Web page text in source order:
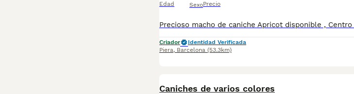
Edad SexoPrecio
Criador
Identidad Verificada
Piera, Barcelona (53.3km)
Caniches de varios colores